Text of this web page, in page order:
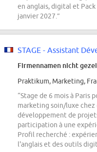
en anglais, digital et
janvier 2027.”
STAGE - Assistant
Firmennamen nicht
Praktikum, Marketing,
“Stage de 6 mois à Paris
marketing soin/luxe chez
développement de
participation à une
Profil recherché :
l'anglais et des outils